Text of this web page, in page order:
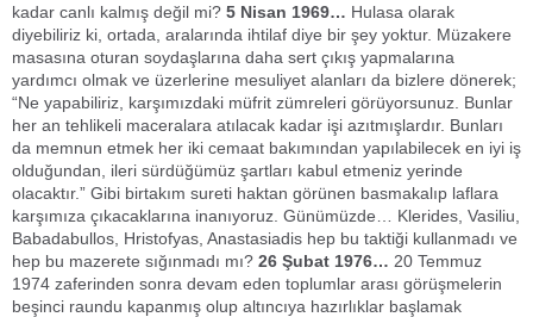
kadar canlı kalmış değil mi? 5 Nisan 1969… Hulasa olarak
diyebiliriz ki, ortada, aralarında ihtilaf diye bir şey yoktur. Müzakere
masasına oturan soydaşlarına daha sert çıkış yapmalarına
yardımcı olmak ve üzerlerine mesuliyet alanları da bizlere dönerek;
“Ne yapabiliriz, karşımızdaki müfrit zümreleri görüyorsunuz. Bunlar
her an tehlikeli maceralara atılacak kadar işi azıtmışlardır. Bunları
da memnun etmek her iki cemaat bakımından yapılabilecek en iyi iş
olduğundan, ileri sürdüğümüz şartları kabul etmeniz yerinde
olacaktır.” Gibi birtakım sureti haktan görünen basmakalıp laflara
karşımıza çıkacaklarına inanıyoruz. Günümüzde… Klerides, Vasiliu,
Babadabullos, Hristofyas, Anastasiadis hep bu taktiği kullanmadı ve
hep bu mazerete sığınmadı mı? 26 Şubat 1976… 20 Temmuz
1974 zaferinden sonra devam eden toplumlar arası görüşmelerin
beşinci raundu kapanmış olup altıncıya hazırlıklar başlamak